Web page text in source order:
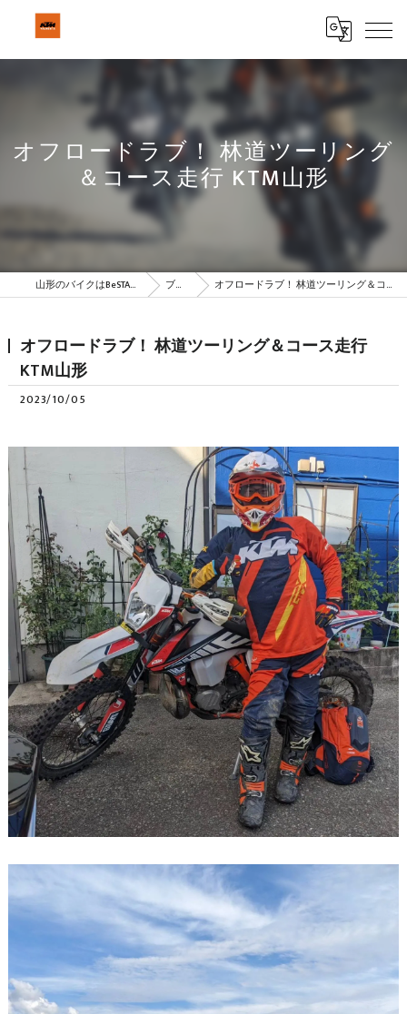
オフロードラブ！ 林道ツーリング
＆コース走行 KTM山形
山形のバイクはBeSTAR株式会社 ブログ オフロードラブ！ 林道ツーリング＆コース走行 KTM山形
オフロードラブ！ 林道ツーリング＆コース走行
KTM山形
2023/10/05